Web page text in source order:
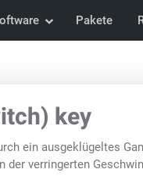
Pakete
key
ein ausgeklügeltes
der verringerten